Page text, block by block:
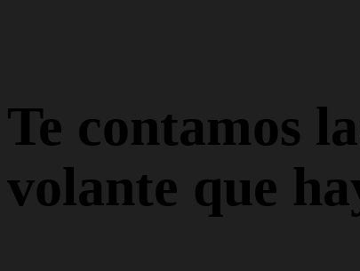
Te contamos
volante que